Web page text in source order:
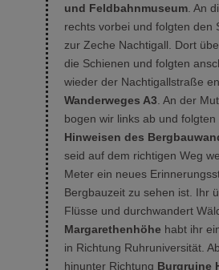
und Feldbahnmuseum. An
rechts vorbei und folgten den
zur Zeche Nachtigall. Dort
die Schienen und folgten
wieder der Nachtigallstraße
Wanderweges A3 . An der
bogen wir links ab und folgten
Hinweisen des
seid auf dem richtigen Weg
Meter ein neues
Bergbauzeit zu sehen ist. Ihr
Flüsse und durchwandert
Margarethenhöhe habt ihr
in Richtung Ruhruniversität.
hinunter Richtung Burgruine